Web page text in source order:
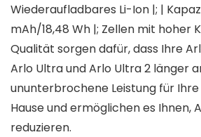
Wiederaufladbares Li-Ion |; |
mAh/18,48 Wh |; Zellen mit hoher
Qualität sorgen dafür, dass Ihre
Arlo Ultra und Arlo Ultra 2 länger
ununterbrochene Leistung für
Hause und ermöglichen es Ihnen,
reduzieren.